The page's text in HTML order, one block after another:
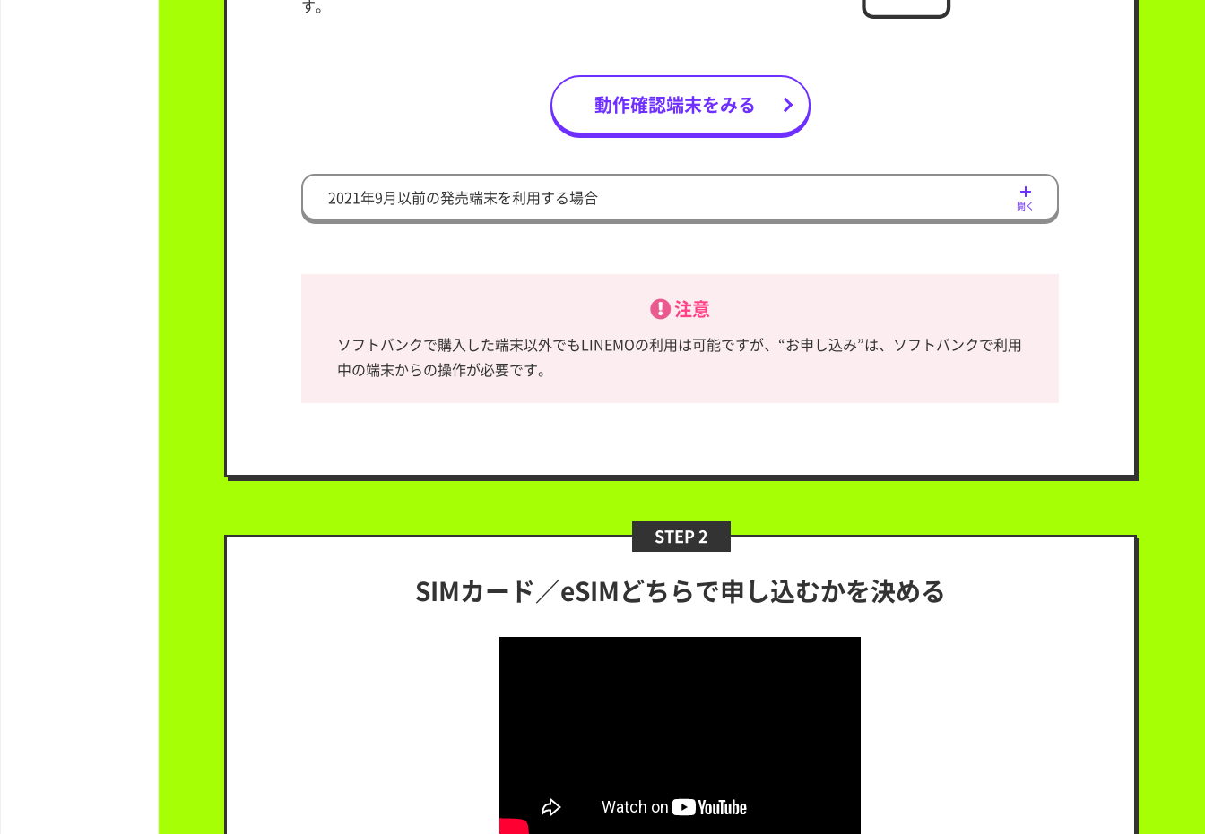
す。
動作確認端末をみる
2021年9月以前の発売端末を利用する場合 開く
注意
ソフトバンクで購入した端末以外でもLINEMOの利用は可能ですが、“お申し込み”は、ソフトバンクで利用
中の端末からの操作が必要です。
STEP 2
SIMカード／eSIMどちらで申し込むかを決める